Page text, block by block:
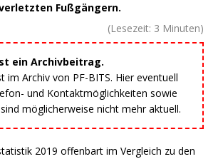
Fußgängern.
(Lesezeit: 3 Minuten)
ein Archivbeitrag.
im Archiv von PF-BITS. Hier eventuell
und Kontaktmöglichkeiten sowie
möglicherweise nicht mehr aktuell.
2019 offenbart im Vergleich zu den